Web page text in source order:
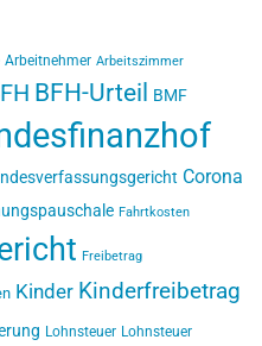
Arbeitnehmer Arbeitszimmer
BFH-Urteil BMF
Corona
Fahrtkosten
Freibetrag
Kinder Kinderfreibetrag
Lohnsteuer Lohnsteuer